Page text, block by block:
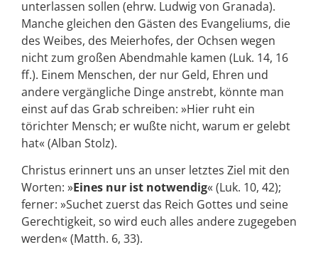
unterlassen sollen (ehrw. Ludwig von Granada).
Manche gleichen den Gästen des Evangeliums, die
des Weibes, des Meierhofes, der Ochsen wegen
nicht zum großen Abendmahle kamen (Luk. 14, 16
ff.). Einem Menschen, der nur Geld, Ehren und
andere vergängliche Dinge anstrebt, könnte man
einst auf das Grab schreiben: »Hier ruht ein
törichter Mensch; er wußte nicht, warum er gelebt
hat« (Alban Stolz).
Christus erinnert uns an unser letztes Ziel mit den
Worten: »Eines nur ist notwendig« (Luk. 10, 42);
ferner: »Suchet zuerst das Reich Gottes und seine
Gerechtigkeit, so wird euch alles andere zugegeben
werden« (Matth. 6, 33).